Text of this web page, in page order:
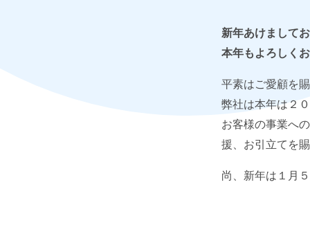
新年あけまして
本年もよろしく
平素はご愛顧を
弊社は本年は２
お客様の事業へ
援、お引立てを
尚、新年は１月